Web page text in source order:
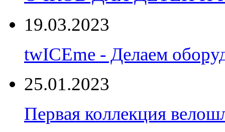
19.03.2023
twICEme - Делаем
25.01.2023
Первая коллекция